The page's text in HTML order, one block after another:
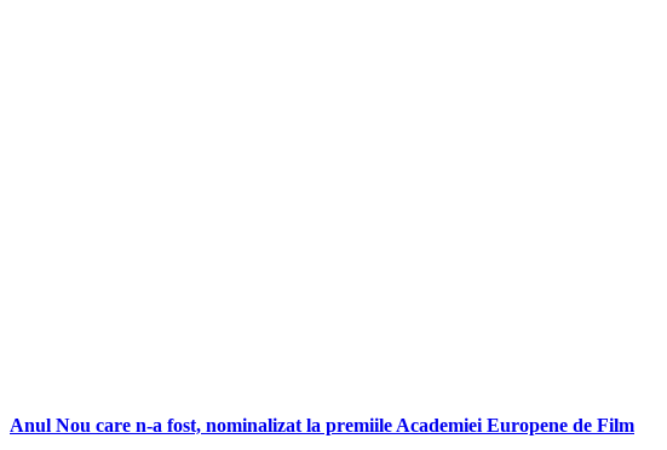
Anul Nou care n-a fost, nominalizat la premiile Academiei Europene de Film